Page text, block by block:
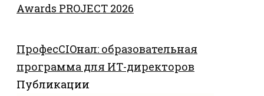
Awards PROJECT 2026
ПрофесCIOнал: образовательная
программа для ИТ-директоров
Публикации